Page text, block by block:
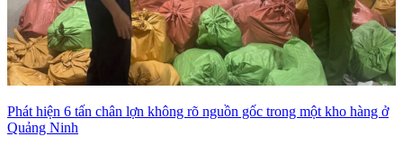
Phát hiện 6 tấn chân lợn không rõ nguồn gốc trong một kho hàng ở
Quảng Ninh